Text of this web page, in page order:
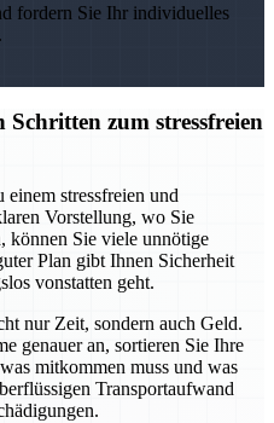
fordern Sie Ihr individuelles
zum stressfreien
stressfreien und
Vorstellung, wo Sie
können Sie viele unnötige
Plan gibt Ihnen Sicherheit
vonstatten geht.
nur Zeit, sondern auch Geld.
genauer an, sortieren Sie Ihre
mitkommen muss und was
Transportaufwand